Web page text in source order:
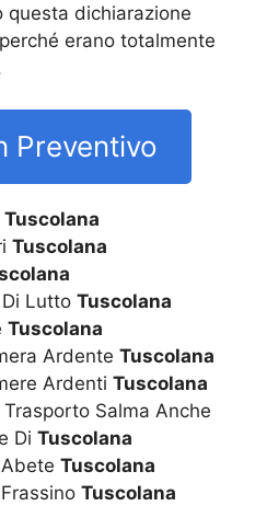
dichiarazione
erano totalmente
Preventivo
Tuscolana
Tuscolana
Lutto Tuscolana
Tuscolana
Ardente Tuscolana
Ardenti Tuscolana
Salma Anche
Di Tuscolana
Tuscolana
Tuscolana